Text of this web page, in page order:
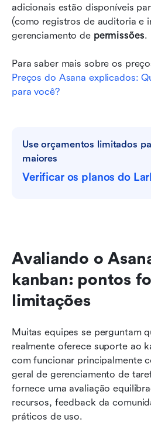
adicionais estão disponíveis
(como registros de auditoria e
gerenciamento de permissões.
Preços do Asana explicados:
para você?
Use orçamentos limitados
maiores
Verificar os planos do
Avaliando o
kanban: pontos
limitações
Muitas equipes se perguntam
realmente oferece suporte ao
com funcionar principalmente
geral de gerenciamento de
fornece uma avaliação
recursos, feedback da
práticos de uso.